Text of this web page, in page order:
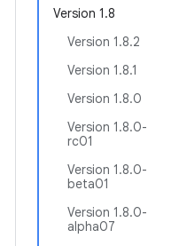
Version 1.8
Version 1.8.2
Version 1.8.1
Version 1.8.0
Version 1.8.0-
rc01
Version 1.8.0-
beta01
Version 1.8.0-
alpha07